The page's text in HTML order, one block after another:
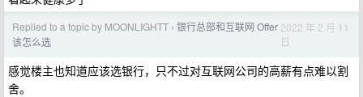
Replied to a topic by MOONLIGHTT › 银行总部和互联网 Offer
该怎么选
2022 年 2 月 11
日
感觉楼主也知道应该选银行，只不过对互联网公司的高薪有点难以割
舍。